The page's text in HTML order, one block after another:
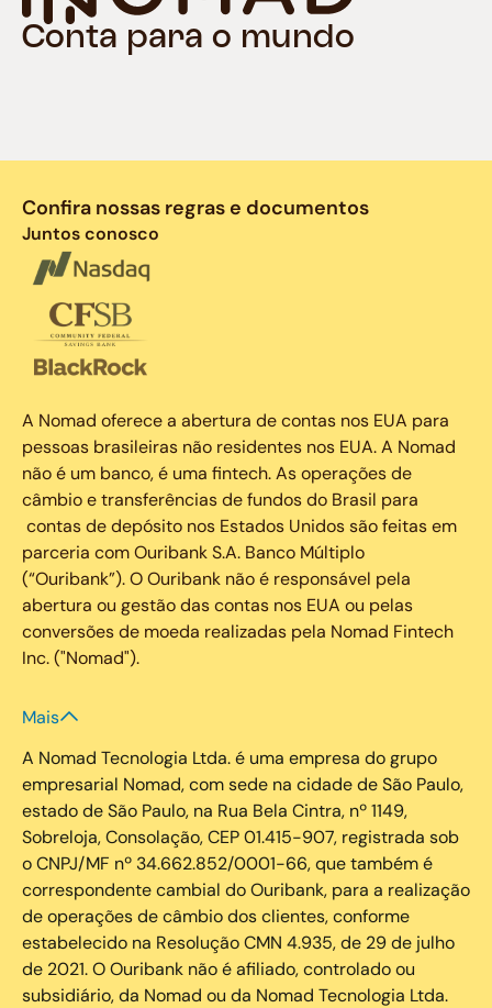
Conta para o mundo
Confira nossas regras e documentos
Juntos conosco
A Nomad oferece a abertura de contas nos EUA para
pessoas brasileiras não residentes nos EUA. A Nomad
não é um banco, é uma fintech. As operações de
câmbio e transferências de fundos do Brasil para
contas de depósito nos Estados Unidos são feitas em
parceria com Ouribank S.A. Banco Múltiplo
(“Ouribank”). O Ouribank não é responsável pela
abertura ou gestão das contas nos EUA ou pelas
conversões de moeda realizadas pela Nomad Fintech
Inc. ("Nomad").
Mais
A Nomad Tecnologia Ltda. é uma empresa do grupo
empresarial Nomad, com sede na cidade de São Paulo,
estado de São Paulo, na Rua Bela Cintra, nº 1149,
Sobreloja, Consolação, CEP 01.415-907, registrada sob
o CNPJ/MF nº 34.662.852/0001-66, que também é
correspondente cambial do Ouribank, para a realização
de operações de câmbio dos clientes, conforme
estabelecido na Resolução CMN 4.935, de 29 de julho
de 2021. O Ouribank não é afiliado, controlado ou
subsidiário, da Nomad ou da Nomad Tecnologia Ltda.